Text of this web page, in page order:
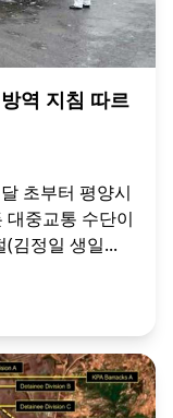
역 지침 따르
초부터 평양시
대중교통 수단이
김정일 생일...